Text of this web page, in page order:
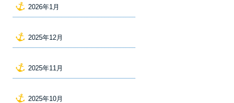
2026年1月
2025年12月
2025年11月
2025年10月